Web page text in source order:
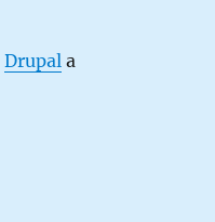
Drupala